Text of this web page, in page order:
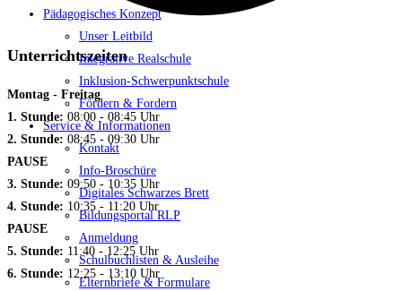
Pädagogisches Konzept
Unser Leitbild
Integrative Realschule
Inklusion-Schwerpunktschule
Fördern & Fordern
Service & Informationen
Kontakt
Info-Broschüre
Digitales Schwarzes Brett
Bildungsportal RLP
Anmeldung
Schulbuchlisten & Ausleihe
Elternbriefe & Formulare
Unterrichtszeiten
Montag - Freitag
1. Stunde: 08:00 - 08:45 Uhr
2. Stunde: 08:45 - 09:30 Uhr
PAUSE
3. Stunde: 09:50 - 10:35 Uhr
4. Stunde: 10:35 - 11:20 Uhr
PAUSE
5. Stunde: 11:40 - 12:25 Uhr
6. Stunde: 12:25 - 13:10 Uhr